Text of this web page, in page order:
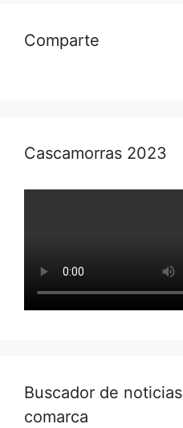
Comparte
Cascamorras 2023
Buscador de
comarca